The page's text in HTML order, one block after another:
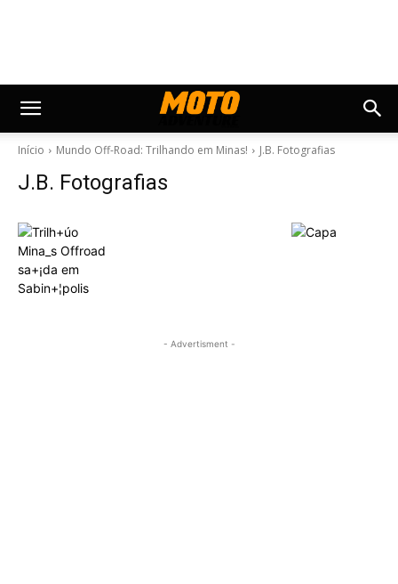
Início Mundo Off-Road: Trilhando em Minas! J.B. Fotografias
J.B. Fotografias
- Advertisment -